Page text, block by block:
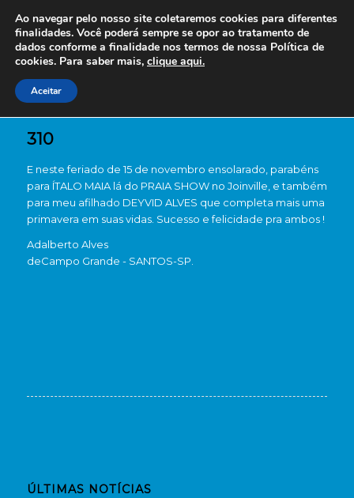
310
E neste feriado de 15 de novembro ensolarado, parabéns
para ÍTALO MAIA lá do PRAIA SHOW no Joinville, e também
para meu afilhado DEYVID ALVES que completa mais uma
primavera em suas vidas. Sucesso e felicidade pra ambos !
Adalberto Alves
deCampo Grande - SANTOS-SP.
ÚLTIMAS NOTÍCIAS
Ao navegar pelo nosso site coletaremos cookies para diferentes
finalidades. Você poderá sempre se opor ao tratamento de
dados conforme a finalidade nos termos de nossa Política de
cookies. Para saber mais, clique aqui.
Aceitar